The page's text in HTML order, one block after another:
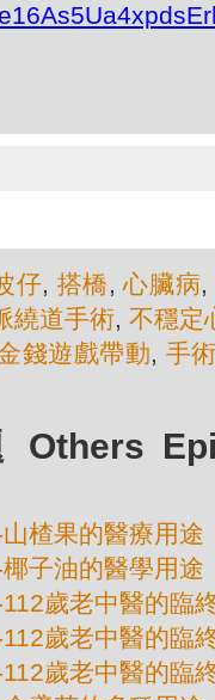
仔, 搭橋,心臟病,
繞道手術, 不穩定
錢遊戲帶動, 手
Others
楂果的醫療用途
子油的醫學用途
歲老中醫的臨
歲老中醫的臨
歲老中醫的臨